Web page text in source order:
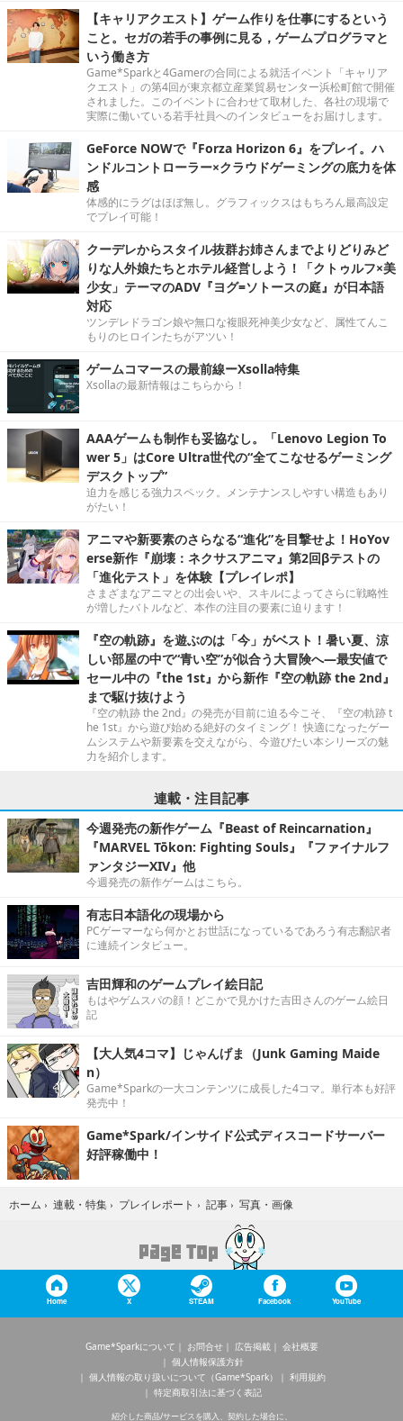
【キャリアクエスト】ゲーム作りを仕事にするという
こと。セガの若手の事例に見る，ゲームプログラマと
いう働き方
Game*Sparkと4Gamerの合同による就活イベント「キャリア
クエスト」の第4回が東京都立産業貿易センター浜松町館で開催
されました。このイベントに合わせて取材した、各社の現場で
実際に働いている若手社員へのインタビューをお届けします。
GeForce NOWで『Forza Horizon 6』をプレイ。ハ
ンドルコントローラー×クラウドゲーミングの底力を体
感
体感的にラグはほぼ無し。グラフィックスはもちろん最高設定
でプレイ可能！
クーデレからスタイル抜群お姉さんまでよりどりみど
りな人外娘たちとホテル経営しよう！「クトゥルフ×美
少女」テーマのADV『ヨグ=ソトースの庭』が日本語
対応
ツンデレドラゴン娘や無口な複眼死神美少女など、属性てんこ
もりのヒロインたちがアツい！
ゲームコマースの最前線ーXsolla特集
Xsollaの最新情報はこちらから！
AAAゲームも制作も妥協なし。「Lenovo Legion To
wer 5」はCore Ultra世代の“全てこなせるゲーミング
デスクトップ”
迫力を感じる強力スペック。メンテナンスしやすい構造もあり
がたい！
アニマや新要素のさらなる“進化”を目撃せよ！HoYov
erse新作『崩壊：ネクサスアニマ』第2回βテストの
「進化テスト」を体験【プレイレポ】
さまざまなアニマとの出会いや、スキルによってさらに戦略性
が増したバトルなど、本作の注目の要素に迫ります！
『空の軌跡』を遊ぶのは「今」がベスト！暑い夏、涼
しい部屋の中で“青い空”が似合う大冒険へ―最安値で
セール中の『the 1st』から新作『空の軌跡 the 2nd』
まで駆け抜けよう
『空の軌跡 the 2nd』の発売が目前に迫る今こそ、『空の軌跡 t
he 1st』から遊び始める絶好のタイミング！ 快適になったゲー
ムシステムや新要素を交えながら、今遊びたい本シリーズの魅
力を紹介します。
連載・注目記事
今週発売の新作ゲーム『Beast of Reincarnation』
『MARVEL Tōkon: Fighting Souls』『ファイナルフ
ァンタジーXIV』他
今週発売の新作ゲームはこちら。
有志日本語化の現場から
PCゲーマーなら何かとお世話になっているであろう有志翻訳者
に連続インタビュー。
吉田輝和のゲームプレイ絵日記
もはやゲムスパの顔！どこかで見かけた吉田さんのゲーム絵日
記
【大人気4コマ】じゃんげま（Junk Gaming Maide
n）
Game*Sparkの一大コンテンツに成長した4コマ。単行本も好評
発売中！
Game*Spark/インサイド公式ディスコードサーバー
好評稼働中！
ホーム › 連載・特集 › プレイレポート › 記事 › 写真・画像
Home X STEAM Facebook YouTube
Game*Sparkについて お問合せ 広告掲載
会社概要
個人情報保護方針
個人情報の取り扱いについて（Game*Spark）
利用規約
特定商取引法に基づく表記
紹介した商品/サービスを購入、契約した場合に、